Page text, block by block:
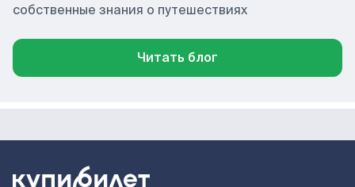
собственные знания о путешествиях
Читать блог